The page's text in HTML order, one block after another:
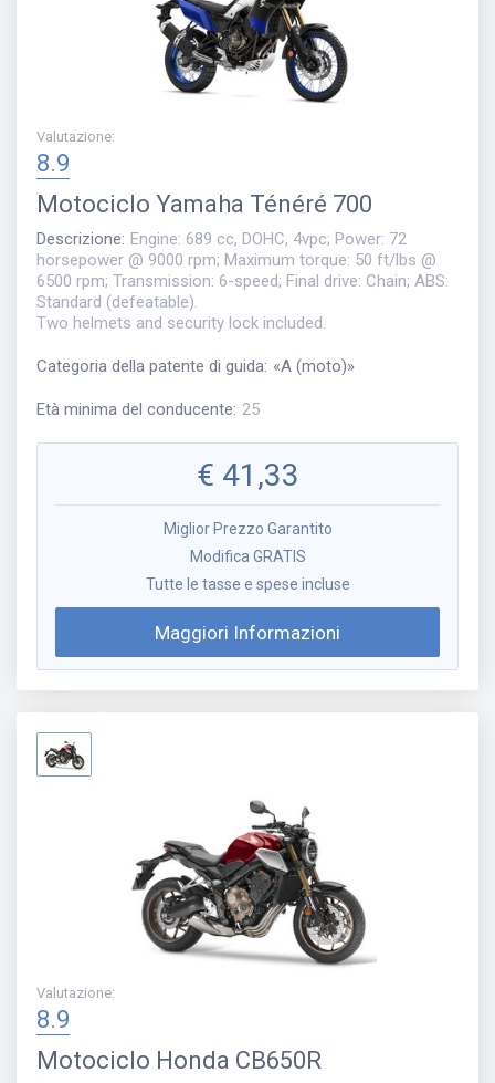
Valutazione:
8.9
Motociclo Yamaha Ténéré 700
Descrizione: Engine: 689 cc, DOHC, 4vpc; Power: 72
horsepower @ 9000 rpm; Maximum torque: 50 ft/lbs @
6500 rpm; Transmission: 6-speed; Final drive: Chain; ABS:
Standard (defeatable).
Two helmets and security lock included.
Categoria della patente di guida: «A (moto)»
Età minima del conducente: 25
€ 41,33
Miglior Prezzo Garantito
Modifica GRATIS
Tutte le tasse e spese incluse
Maggiori Informazioni
Valutazione:
8.9
Motociclo Honda CB650R